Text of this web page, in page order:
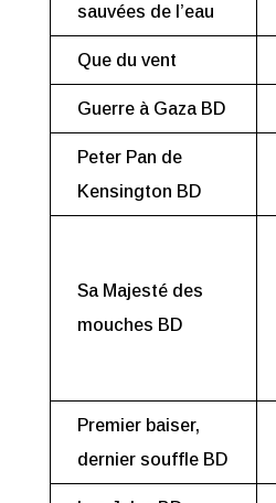
sauvées de l’eau
Que du vent
Guerre à Gaza BD
Peter Pan de
Kensington BD
Sa Majesté des
mouches BD
Premier baiser,
dernier souffle BD